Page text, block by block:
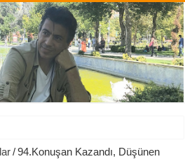
/94.Konuşan Kazandı, Düşünen